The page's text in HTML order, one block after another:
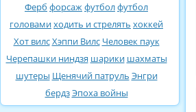
Ферб форсажфутболфутбол
головамиходить и стрелять хоккей
Хот вилсХэппи Вилс Человек паук
Черепашки ниндзя шарики шахматы
шутеры Щенячий патруль Энгри
бердзЭпоха войны